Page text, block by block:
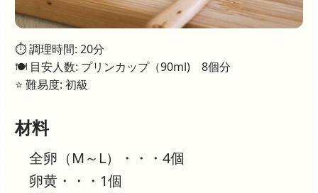
⏱ 調理時間: 20分
🍽 目安人数: プリンカップ（90ml) 8個分
⭐ 難易度: 初級
材料
全卵（M～L）・・・4個
卵黄・・・1個